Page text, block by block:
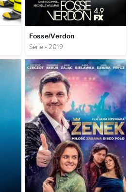
Fosse/Verdon
Série • 2019